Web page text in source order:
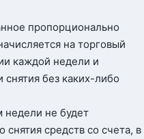
пропорционально
на торговый
каждой недели и
снятия без каких-либо
недели не будет
средств со счета, в